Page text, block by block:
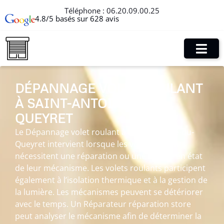
Téléphone : 06.20.09.00.25
4.8/5 basés sur 628 avis
DÉPANNAGE VOLET ROULANT
À SAINT-ANTOINE-DU-
QUEYRET
Le Dépannage volet roulant à Saint-Antoine-du-
Queyret intervient lorsque les volets roulants
nécessitent une réparation ou une remise en état
de leur mécanisme. Les volets roulants participent
également à l’isolation thermique et à la gestion de
la lumière. Les mécanismes peuvent se détériorer
avec le temps. Un Réparateur réparation store
peut analyser le mécanisme afin de déterminer la